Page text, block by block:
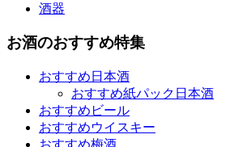
酒器
お酒のおすすめ特集
おすすめ日本酒
おすすめ紙パック日本酒
おすすめビール
おすすめウイスキー
おすすめ梅酒